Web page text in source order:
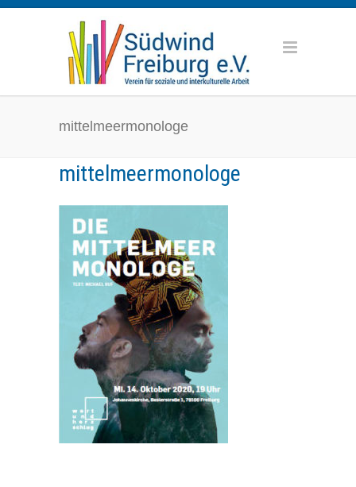
mittelmeermonologe
mittelmeermonologe